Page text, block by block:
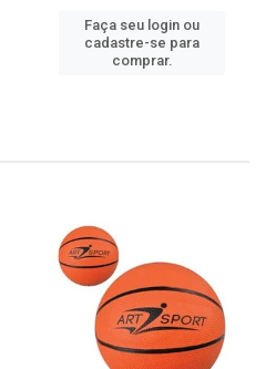
Faça seu login ou
cadastre-se para
comprar.